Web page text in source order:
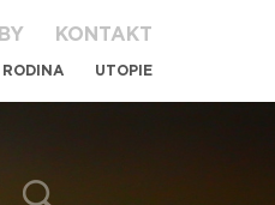
KONTAKT
RODINA UTOPIE